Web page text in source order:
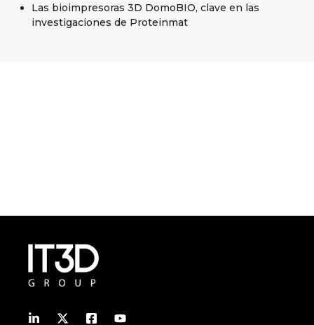
Las bioimpresoras 3D DomoBIO, clave en las
investigaciones de Proteinmat